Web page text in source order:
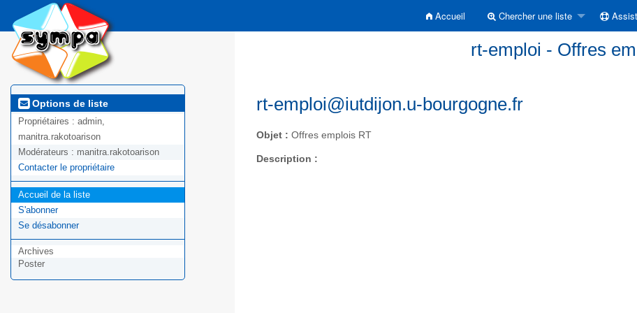
Accueil Chercher une liste
rt-emploi - Offres
Options de liste
Propriétaires : admin,
manitra.rakotoarison
Modérateurs : manitra.rakotoarison
Contacter le propriétaire
Accueil de la liste
S'abonner
Se désabonner
Archives
Poster
rt-emploi@iutdijon.u-bourgogne.fr
Objet : Offres emplois RT
Description :